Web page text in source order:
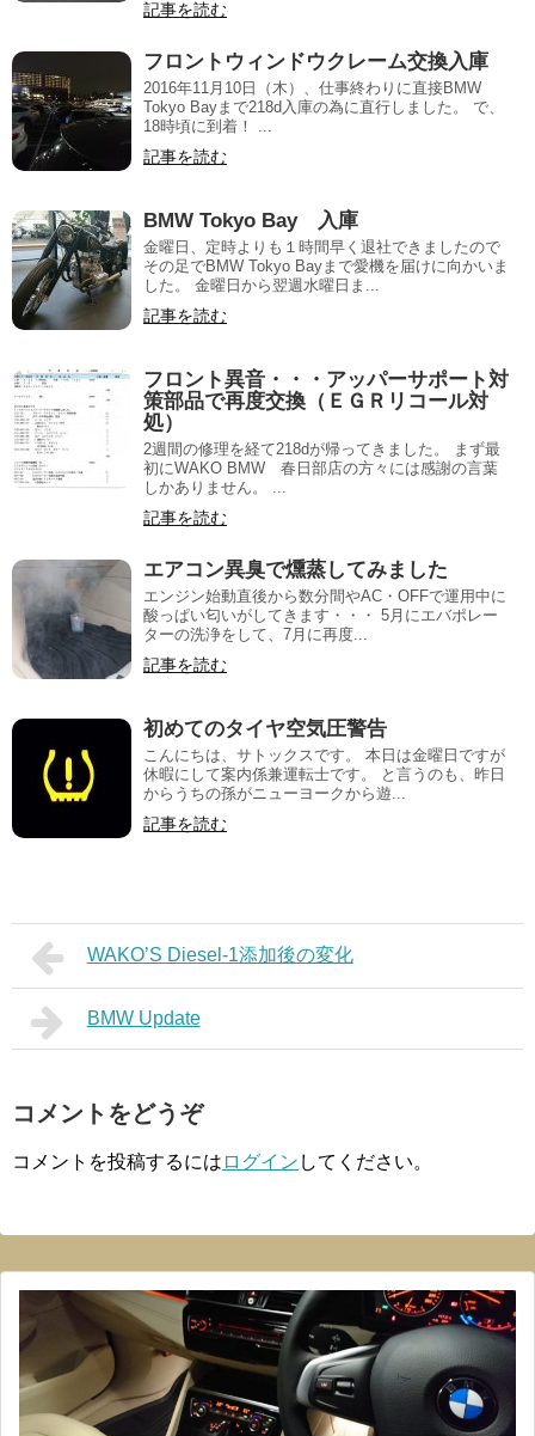
記事を読む
フロントウィンドウクレーム交換入庫
2016年11月10日（木）、仕事終わりに直接BMW
Tokyo Bayまで218d入庫の為に直行しました。 で、
18時頃に到着！ ...
記事を読む
BMW Tokyo Bay 入庫
金曜日、定時よりも１時間早く退社できましたので
その足でBMW Tokyo Bayまで愛機を届けに向かいま
した。 金曜日から翌週水曜日ま...
記事を読む
フロント異音・・・アッパーサポート対
策部品で再度交換（ＥＧＲリコール対
処）
2週間の修理を経て218dが帰ってきました。 まず最
初にWAKO BMW 春日部店の方々には感謝の言葉
しかありません。 ...
記事を読む
エアコン異臭で燻蒸してみました
エンジン始動直後から数分間やAC・OFFで運用中に
酸っぱい匂いがしてきます・・・ 5月にエバポレー
ターの洗浄をして、7月に再度...
記事を読む
初めてのタイヤ空気圧警告
こんにちは、サトックスです。 本日は金曜日ですが
休暇にして案内係兼運転士です。 と言うのも、昨日
からうちの孫がニューヨークから遊...
記事を読む
WAKO’S Diesel-1添加後の変化
BMW Update
コメントをどうぞ
コメントを投稿するには ログイン してください。